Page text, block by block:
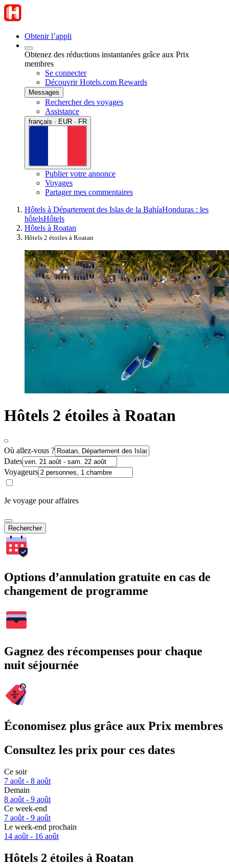
Obtenir l’appli
Obtenez des réductions instantanées grâce aux Prix
membres
Se connecter
Découvrir Hotels.com Rewards
Messages
Rechercher des voyages
Assistance
français · EUR · FR
Publier votre annonce
Voyages
Partager mes commentaires
Hôtels à Département des Islas de la BahíaHonduras : les
hôtelsHôtels
Hôtels à Roatan
Hôtels 2 étoiles à Roatan
Hôtels 2 étoiles à Roatan
Où allez-vous ?
Dates
Voyageurs
Je voyage pour affaires
Rechercher
Options d’annulation gratuite en cas de
changement de programme
Gagnez des récompenses pour chaque
nuit séjournée
Économisez plus grâce aux Prix membres
Consultez les prix pour ces dates
Ce soir
7 août - 8 août
Demain
8 août - 9 août
Ce week-end
7 août - 9 août
Le week-end prochain
14 août - 16 août
Hôtels 2 étoiles à Roatan